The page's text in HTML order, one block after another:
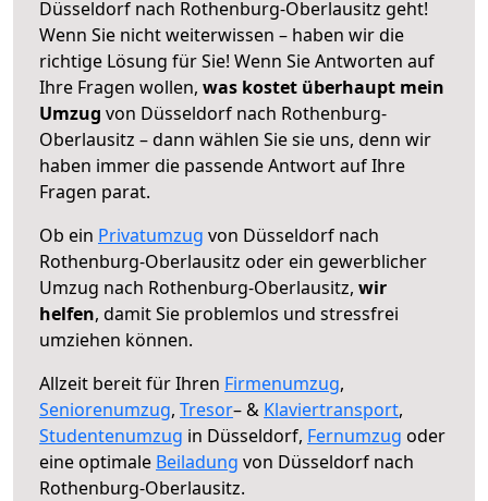
Düsseldorf nach Rothenburg-Oberlausitz geht!
Wenn Sie nicht weiterwissen – haben wir die
richtige Lösung für Sie! Wenn Sie Antworten auf
Ihre Fragen wollen, was kostet überhaupt mein
Umzug von Düsseldorf nach Rothenburg-
Oberlausitz – dann wählen Sie sie uns, denn wir
haben immer die passende Antwort auf Ihre
Fragen parat.
Ob ein Privatumzug von Düsseldorf nach
Rothenburg-Oberlausitz oder ein gewerblicher
Umzug nach Rothenburg-Oberlausitz, wir
helfen, damit Sie problemlos und stressfrei
umziehen können.
Allzeit bereit für Ihren Firmenumzug,
Seniorenumzug, Tresor– & Klaviertransport,
Studentenumzug in Düsseldorf, Fernumzug oder
eine optimale Beiladung von Düsseldorf nach
Rothenburg-Oberlausitz.